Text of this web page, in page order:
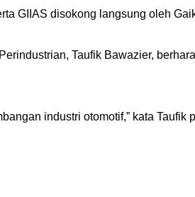
GIIAS disokong langsung oleh
Taufik Bawazier,
industri otomotif,” kata Taufik